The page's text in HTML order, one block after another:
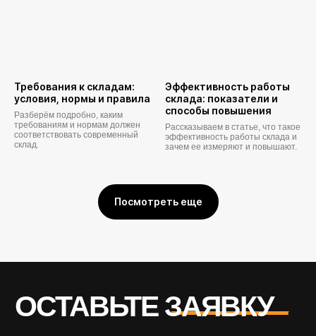
Требования к складам:
условия, нормы и правила
Разберём подробно, каким
требованиям и нормам должен
соответствовать современный
склад.
Эффективность работы
склада: показатели и
способы повышения
Рассказываем в статье, что такое
эффективность работы склада и
зачем ее измеряют и повышают.
Посмотреть еще